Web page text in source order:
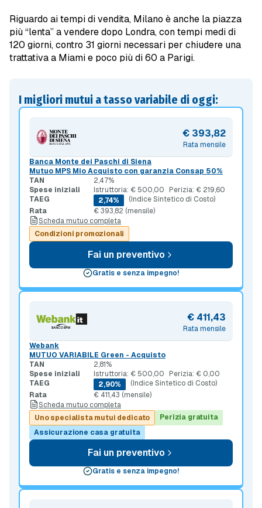
Riguardo ai tempi di vendita, Milano è anche la piazza
più “lenta” a vendere dopo Londra, con tempi medi di
120 giorni, contro 31 giorni necessari per chiudere una
trattativa a Miami e poco più di 60 a Parigi.
I migliori mutui a tasso variabile di oggi:
Rata mensile
€ 393,82
Banca Monte dei Paschi di Siena
Mutuo MPS Mio Acquisto con garanzia Consap 50%
TAN
2,47%
Spese iniziali
Istruttoria: € 500,00
Perizia: € 219,60
TAEG
2,74%
(Indice Sintetico di Costo)
Rata
€ 393,82 (mensile)
Scheda mutuo completa
Condizioni promozionali
Fai un preventivo
Gratis e senza impegno!
Rata mensile
€ 411,43
Webank
MUTUO VARIABILE Green - Acquisto
TAN
2,81%
Spese iniziali
Istruttoria: € 500,00
Perizia: € 0,00
TAEG
2,90%
(Indice Sintetico di Costo)
Rata
€ 411,43 (mensile)
Scheda mutuo completa
Uno specialista mutui dedicato
Perizia gratuita
Assicurazione casa gratuita
Fai un preventivo
Gratis e senza impegno!